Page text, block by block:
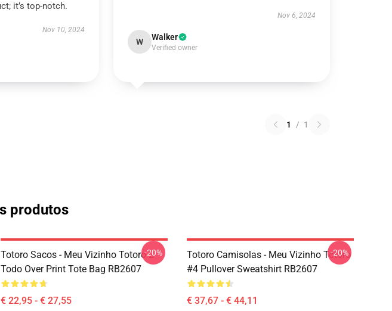
it’s top-notch.
Nov 10, 2024
Nov 6, 2024
W Walker
Verified owner
1 / 1
produtos
Totoro Sacos - Meu Vizinho Totoro 2
Todo Over Print Tote Bag RB2607
€ 22,95 - € 27,55
-20%
Totoro Camisolas - Meu Vizinho Totoro
#4 Pullover Sweatshirt RB2607
€ 37,67 - € 44,11
-20%